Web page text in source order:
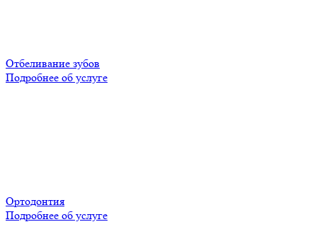
Отбеливание зубов
Подробнее об услуге
Ортодонтия
Подробнее об услуге